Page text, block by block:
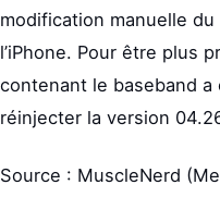
modification manuelle
l’iPhone. Pour être plus
contenant le baseband
réinjecter la version
Source : MuscleNerd